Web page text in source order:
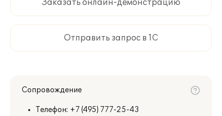
Заказать онлайн-демонстрацию
Отправить запрос в 1С
Сопровождение
Телефон: +7 (495) 777-25-43